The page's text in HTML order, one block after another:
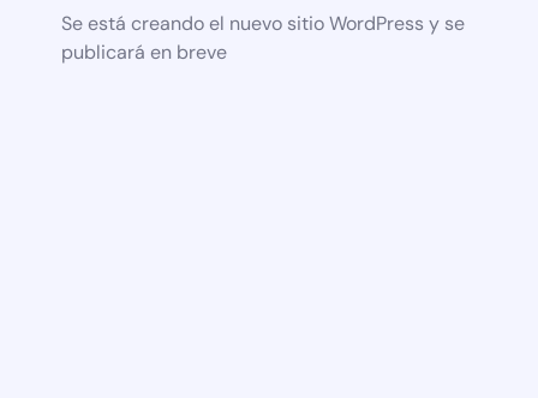
Se está creando el nuevo sitio WordPress y se
publicará en breve